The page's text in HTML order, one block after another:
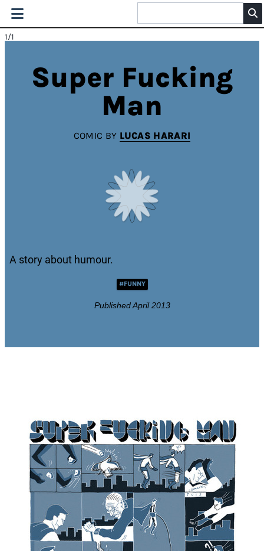
1/1
Super Fucking
Man
COMIC BY LUCAS HARARI
A story about humour.
#FUNNY
Published April 2013